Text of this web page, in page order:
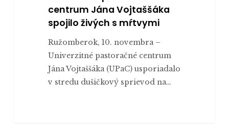
centrum Jána Vojtaššáka
spojilo živých s mŕtvymi
Ružomberok, 10. novembra –
Univerzitné pastoračné centrum
Jána Vojtaššáka (UPaC) usporiadalo
v stredu dušičkový sprievod na…